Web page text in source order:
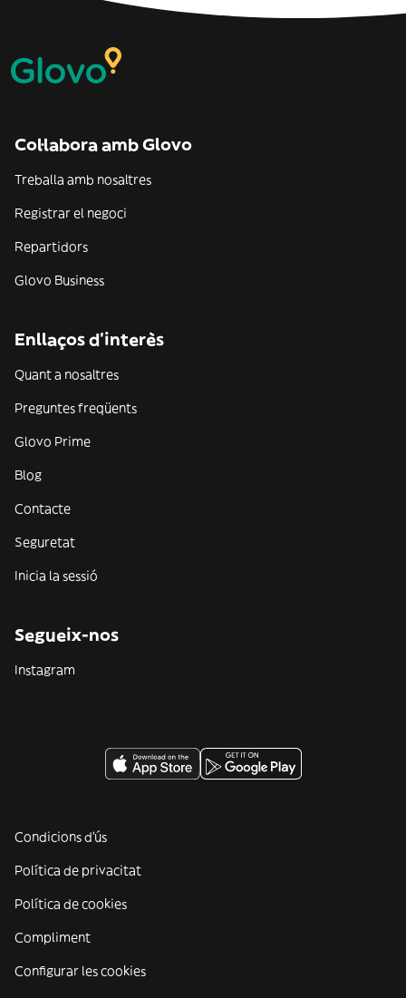
Col·labora amb Glovo
Treballa amb nosaltres
Registrar el negoci
Repartidors
Glovo Business
Enllaços d'interès
Quant a nosaltres
Preguntes freqüents
Glovo Prime
Blog
Contacte
Seguretat
Inicia la sessió
Segueix-nos
Instagram
Condicions d'ús
Política de privacitat
Política de cookies
Compliment
Configurar les cookies